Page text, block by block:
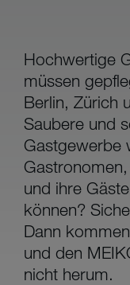
Hochwertige
müssen
Berlin, Zürich
Saubere und
Gastgewerbe
und ihre
können?
Dann
und den
nicht herum.